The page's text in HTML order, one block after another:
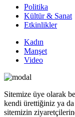
Politika
Kültür & Sanat
Etkinlikler
Kadın
Manşet
Video
Sitemize üye olarak
kendi ürettiğiniz ya
sitemizin